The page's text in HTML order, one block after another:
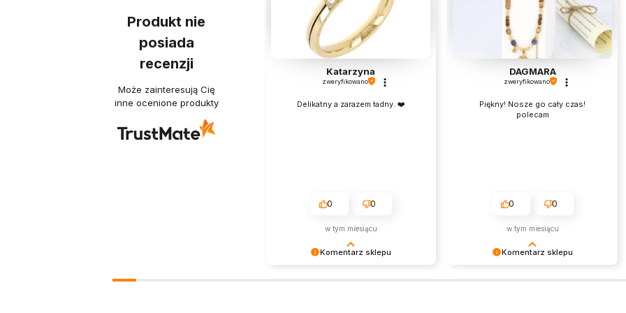
Produkt nie
posiada
recenzji
Może zainteresują Cię
inne ocenione produkty
Komentarz sklepu
Katarzyna
zweryfikowano
Delikatny a zarazem ładny. ❤️
0 0
w tym miesiącu
Komentarz sklepu
DAGMARA
zweryfikowano
Piękny! Nosze go cały czas!
polecam
0 0
w tym miesiącu